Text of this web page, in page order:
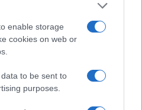
enable storage
cookies on web or
to be sent to
purposes.